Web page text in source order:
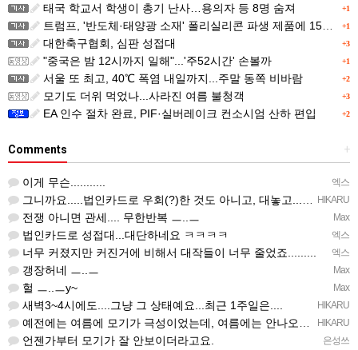
+1
태국 학교서 학생이 총기 난사…용의자 등 8명 숨져
+1
트럼프, '반도체·태양광 소재' 폴리실리콘 파생 제품에 15% 관세...한국 기업도 영향
+3
대한축구협회, 심판 성접대
+1
"중국은 밤 12시까지 일해"...'주52시간' 손볼까
+2
서울 또 최고, 40℃ 폭염 내일까지...주말 동쪽 비바람
+3
모기도 더위 먹었나...사라진 여름 불청객
+2
EA 인수 절차 완료, PIF·실버레이크 컨소시엄 산하 편입
+
Comments
엑스
이게 무슨...........
HIKARU
그니까요.....법인카드로 우회(?)한 것도 아니고, 대놓고...ㅋ ㅋ)
Max
전쟁 아니면 관세.... 무한반복 ㅡ..ㅡ
엑스
법인카드로 성접대...대단하네요 ㅋㅋㅋㅋ
엑스
너무 커졌지만 커진거에 비해서 대작들이 너무 줄었죠.........
Max
갱장허네 ㅡ..ㅡ
Max
헐 ㅡ..ㅡy~
HIKARU
새벽3~4시에도....그냥 그 상태예요...최근 1주일은....
HIKARU
예전에는 여름에 모기가 극성이었는데, 여름에는 안나오는 것 같은.....ㅎ ㅎ)
은성쓰
언젠가부터 모기가 잘 안보이더라고요.